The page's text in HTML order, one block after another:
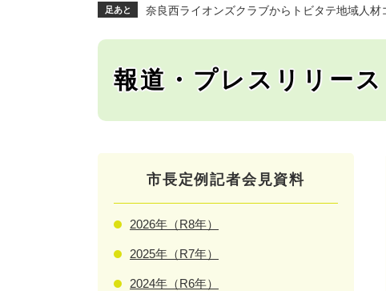
足あと 奈良西ライオンズクラブからトビタテ地域人材
報道・プレスリリース
市長定例記者会見資料
2026年（R8年）
2025年（R7年）
2024年（R6年）